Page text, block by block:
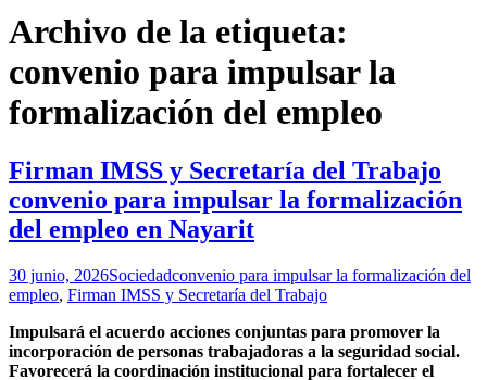
Archivo de la etiqueta:
convenio para impulsar la
formalización del empleo
Firman IMSS y Secretaría del Trabajo
convenio para impulsar la formalización
del empleo en Nayarit
30 junio, 2026Sociedadconvenio para impulsar la formalización del
empleo, Firman IMSS y Secretaría del Trabajo
Impulsará el acuerdo acciones conjuntas para promover la
incorporación de personas trabajadoras a la seguridad social.
Favorecerá la coordinación institucional para fortalecer el